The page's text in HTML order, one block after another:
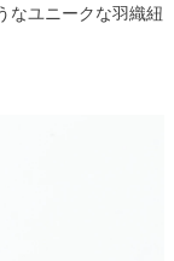
なユニークな羽織紐